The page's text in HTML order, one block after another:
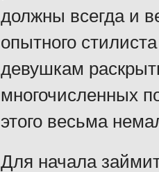
должны всегда и
опытного
девушкам
многочисленных
этого весьма
Для начала